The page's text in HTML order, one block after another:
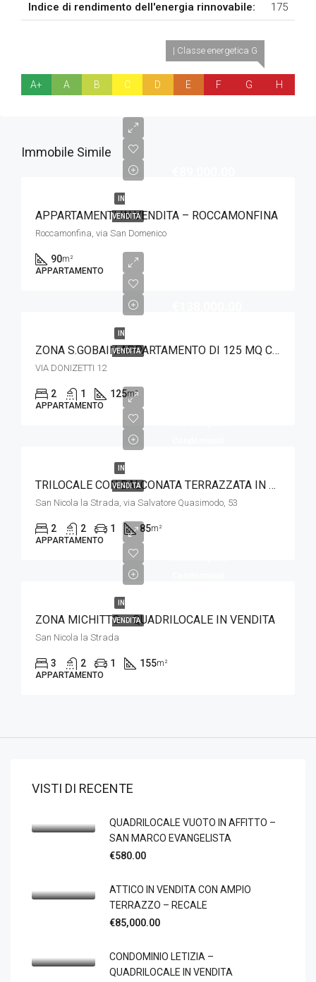
Indice di rendimento dell'energia rinnovabile: 175
A+ A B C D E F
| Classe energetica G
G H
Immobile Simile
IN
VENDITA
APPARTAMENTI IN VENDITA – ROCCAMONFINA
Roccamonfina, via San Domenico
90m²
APPARTAMENTO
IN
VENDITA ZONA S.GOBAIN APPARTAMENTO DI 125 MQ CON POSTO AUTO
VIA DONIZETTI 12
2 1 125m²
APPARTAMENTO
IN
VENDITA TRILOCALE CON BALCONATA TERRAZZATA IN VENDITA – VIA QUASIMODO
San Nicola la Strada, via Salvatore Quasimodo, 53
2 2 1 85m²
APPARTAMENTO
IN
VENDITA
ZONA MICHITTO – QUADRILOCALE IN VENDITA
San Nicola la Strada
3 2 1 155m²
APPARTAMENTO
VISTI DI RECENTE
QUADRILOCALE VUOTO IN AFFITTO –
SAN MARCO EVANGELISTA
€580.00
ATTICO IN VENDITA CON AMPIO
TERRAZZO – RECALE
€85,000.00
CONDOMINIO LETIZIA –
QUADRILOCALE IN VENDITA